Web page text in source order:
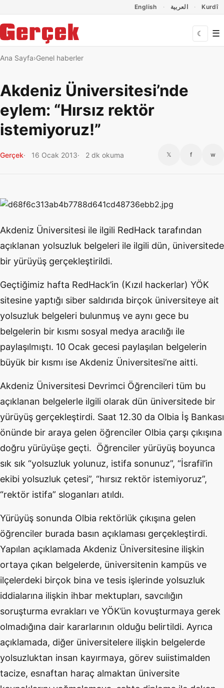
English العربية Kurdî
☾ ☰
Ana Sayfa Genel haberler
Akdeniz Üniversitesi’nde
eylem: “Hırsız rektör
istemiyoruz!”
Gerçek 16 Ocak 2013 2 dk okuma 𝕏 f w
Akdeniz Üniversitesi ile ilgili RedHack tarafından
açıklanan yolsuzluk belgeleri ile ilgili dün, üniversitede
bir yürüyüş gerçekleştirildi.
Geçtiğimiz hafta RedHack’in (Kızıl hackerlar) YÖK
sitesine yaptığı siber saldırıda birçok üniversiteye ait
yolsuzluk belgeleri bulunmuş ve aynı gece bu
belgelerin bir kısmı sosyal medya aracılığı ile
paylaşılmıştı. 10 Ocak gecesi paylaşılan belgelerin
büyük bir kısmı ise Akdeniz Üniversitesi’ne aitti.
Akdeniz Üniversitesi Devrimci Öğrencileri tüm bu
açıklanan belgelerle ilgili olarak dün üniversitede bir
yürüyüş gerçekleştirdi. Saat 12.30 da Olbia İş Bankası
önünde bir araya gelen öğrenciler Olbia çarşı çıkışına
doğru yürüyüşe geçti. Öğrenciler yürüyüş boyunca
sık sık “yolsuzluk yolunuz, istifa sonunuz”, “İsrafil’in
ekibi yolsuzluk çetesi”, “hırsız rektör istemiyoruz”,
“rektör istifa” sloganları atıldı.
Yürüyüş sonunda Olbia rektörlük çıkışına gelen
öğrenciler burada basın açıklaması gerçekleştirdi.
Yapılan açıklamada Akdeniz Üniversitesine ilişkin
ortaya çıkan belgelerde, üniversitenin kampüs ve
ilçelerdeki birçok bina ve tesis işlerinde yolsuzluk
iddialarına ilişkin ihbar mektupları, savcılığın
soruşturma evrakları ve YÖK’ün kovuşturmaya gerek
olmadığına dair kararlarının olduğu belirtildi. Ayrıca
açıklamada, diğer üniversitelere ilişkin belgelerde
yolsuzluktan insan kayırmaya, görev suiistimalden
tacize, esnaftan haraç almaktan üniversite